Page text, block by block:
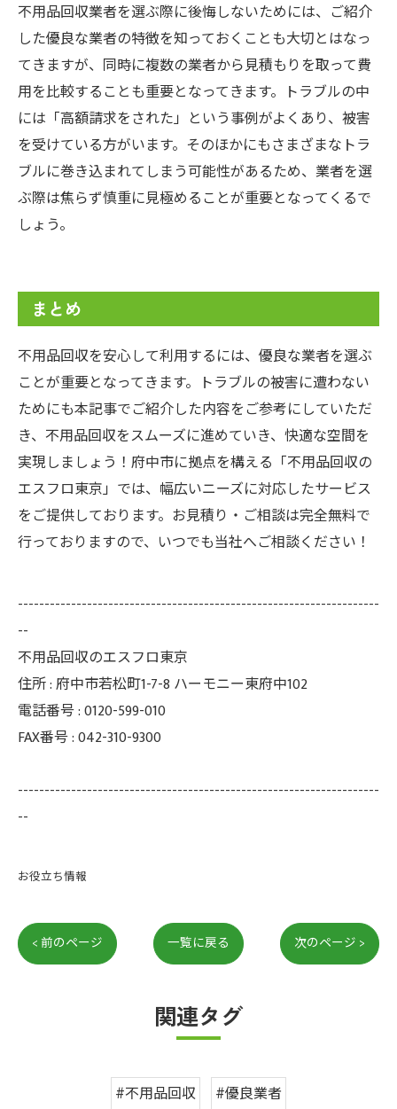
不用品回収業者を選ぶ際に後悔しないためには、ご紹介
した優良な業者の特徴を知っておくことも大切とはなっ
てきますが、同時に複数の業者から見積もりを取って費
用を比較することも重要となってきます。トラブルの中
には「高額請求をされた」という事例がよくあり、被害
を受けている方がいます。そのほかにもさまざまなトラ
ブルに巻き込まれてしまう可能性があるため、業者を選
ぶ際は焦らず慎重に見極めることが重要となってくるで
しょう。
まとめ
不用品回収を安心して利用するには、優良な業者を選ぶ
ことが重要となってきます。トラブルの被害に遭わない
ためにも本記事でご紹介した内容をご参考にしていただ
き、不用品回収をスムーズに進めていき、快適な空間を
実現しましょう！府中市に拠点を構える「不用品回収の
エスフロ東京」では、幅広いニーズに対応したサービス
をご提供しております。お見積り・ご相談は完全無料で
行っておりますので、いつでも当社へご相談ください！
--------------------------------------------------------------------
--
不用品回収のエスフロ東京
住所 : 府中市若松町1-7-8 ハーモニー東府中102
電話番号 : 0120-599-010
FAX番号 : 042-310-9300
--------------------------------------------------------------------
--
お役立ち情報
< 前のページ 一覧に戻る 次のページ >
関連タグ
#不用品回収 #優良業者